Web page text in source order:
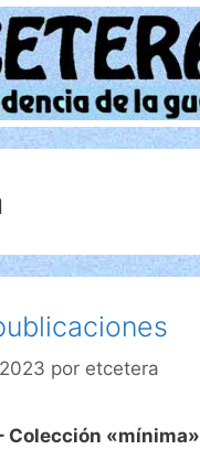
por etcetera
Colección «mínima»